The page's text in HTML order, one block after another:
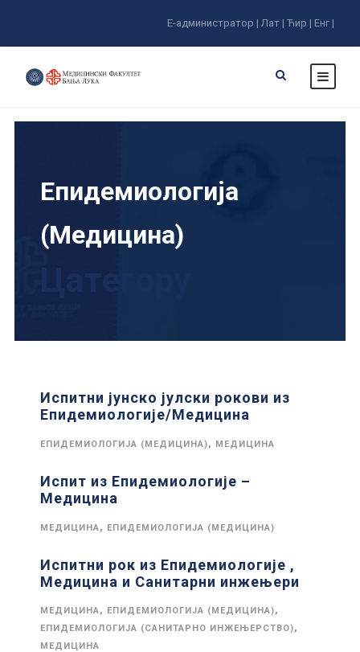
Е-администратор | Лат | Ћир | Енг |
Епидемиологија
(Медицина)
Испитни јунско јулски рокови из
Епидемиологије/Медицина
ЕПИДЕМИОЛОГИЈА (МЕДИЦИНА), МЕДИЦИНА
Испит из Епидемиологије –
Медицина
МЕДИЦИНА, ЕПИДЕМИОЛОГИЈА (МЕДИЦИНА)
Испитни рок из Епидемиологије ,
Медицина и Санитарни инжењери
МЕДИЦИНА, ЕПИДЕМИОЛОГИЈА (МЕДИЦИНА),
ЕПИДЕМИОЛОГИЈА (САНИТАРНО ИНЖЕЊЕРСТВО),
МЕДИЦИНА